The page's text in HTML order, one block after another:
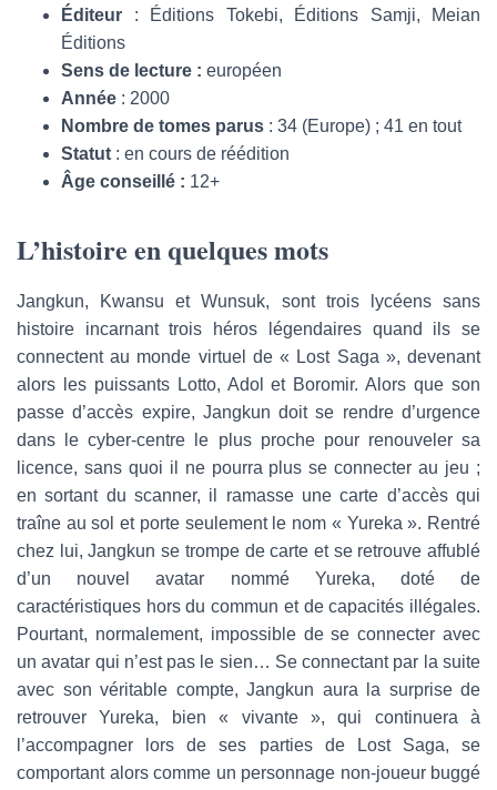
Éditeur : Éditions Tokebi, Éditions Samji, Meian
Éditions
Sens de lecture : européen
Année : 2000
Nombre de tomes parus : 34 (Europe) ; 41 en tout
Statut : en cours de réédition
Âge conseillé : 12+
L’histoire en quelques mots
Jangkun, Kwansu et Wunsuk, sont trois lycéens sans
histoire incarnant trois héros légendaires quand ils se
connectent au monde virtuel de « Lost Saga », devenant
alors les puissants Lotto, Adol et Boromir. Alors que son
passe d’accès expire, Jangkun doit se rendre d’urgence
dans le cyber-centre le plus proche pour renouveler sa
licence, sans quoi il ne pourra plus se connecter au jeu ;
en sortant du scanner, il ramasse une carte d’accès qui
traîne au sol et porte seulement le nom « Yureka ». Rentré
chez lui, Jangkun se trompe de carte et se retrouve affublé
d’un nouvel avatar nommé Yureka, doté de
caractéristiques hors du commun et de capacités illégales.
Pourtant, normalement, impossible de se connecter avec
un avatar qui n’est pas le sien… Se connectant par la suite
avec son véritable compte, Jangkun aura la surprise de
retrouver Yureka, bien « vivante », qui continuera à
l’accompagner lors de ses parties de Lost Saga, se
comportant alors comme un personnage non-joueur buggé